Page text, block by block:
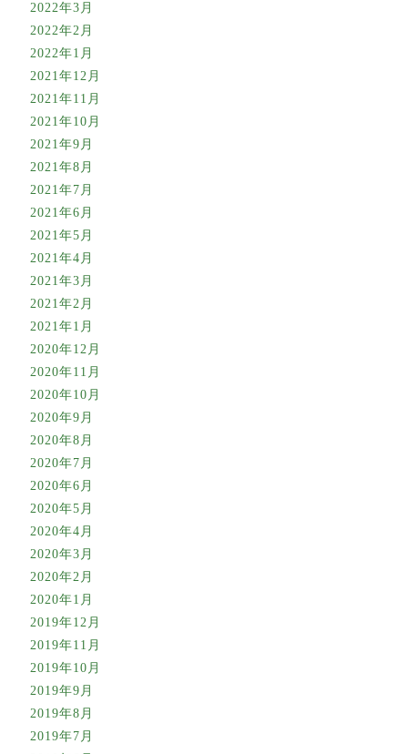
2022年3月
2022年2月
2022年1月
2021年12月
2021年11月
2021年10月
2021年9月
2021年8月
2021年7月
2021年6月
2021年5月
2021年4月
2021年3月
2021年2月
2021年1月
2020年12月
2020年11月
2020年10月
2020年9月
2020年8月
2020年7月
2020年6月
2020年5月
2020年4月
2020年3月
2020年2月
2020年1月
2019年12月
2019年11月
2019年10月
2019年9月
2019年8月
2019年7月